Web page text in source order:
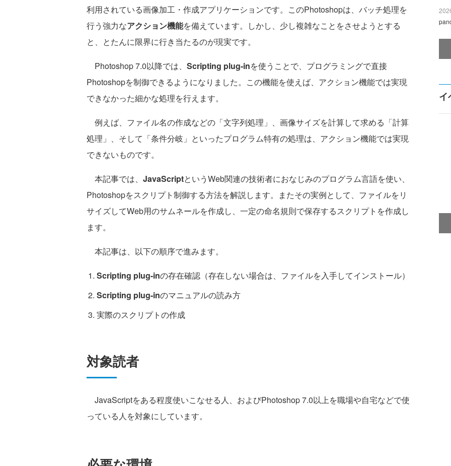
利用されている画像加工・作成アプリケーションです。このPhotoshopは、バッチ処理を
行う強力なアクション機能を備えています。しかし、少し複雑なことをさせようとする
と、とたんに限界に行き当たるのが現実です。
Photoshop 7.0以降では、 Scripting plug-inを使うことで、プログラミングで直接
Photoshopを制御できるようになりました。この機能を使えば、アクション機能では実現
できなかった細かな処理を行えます。
例えば、ファイル名の作成などの「文字列処理」、画像サイズを計算して求める「計算
処理」、そして「条件分岐」といったプログラム特有の処理は、アクション機能では実現
できないものです。
本記事では、 JavaScriptというWeb関連の技術者におなじみのプログラム言語を使い、
Photoshopをスクリプト制御する方法を解説します。またその実例として、ファイルをリ
サイズしてWeb用のサムネールを作成し、一定の命名規則で保存するスクリプトを作成し
ます。
本記事は、以下の順序で進みます。
Scripting plug-inの存在確認（存在しない場合は、ファイルを入手してインストール）
Scripting plug-inのマニュアルの読み方
実際のスクリプトの作成
対象読者
JavaScriptをある程度使いこなせる人、およびPhotoshop 7.0以上を職場や自宅などで使
っている人を対象にしています。
イ